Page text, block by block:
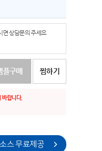
면 상담문의 주세요
플구매 찜하기
바랍니다.
스 무료제공